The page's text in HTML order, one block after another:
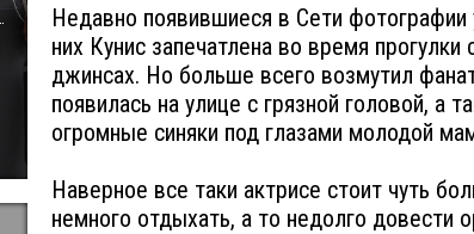
Недавно появившиеся в Сети
них Кунис запечатлена во время
джинсах. Но больше всего возмутил
появилась на улице с грязной головой, а
огромные синяки под глазами молодой
Наверное все таки актрисе стоит чуть
немного отдыхать, а то недолго довести